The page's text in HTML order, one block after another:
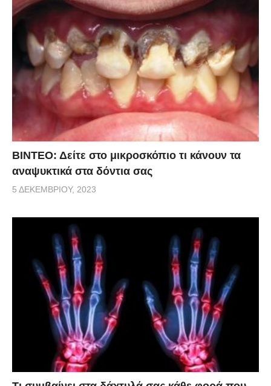
ΒΙΝΤΕΟ: Δείτε στο μικροσκόπιο τι κάνουν τα
αναψυκτικά στα δόντια σας
5 ΔΕΚΕΜΒΡΊΟΥ, 2023